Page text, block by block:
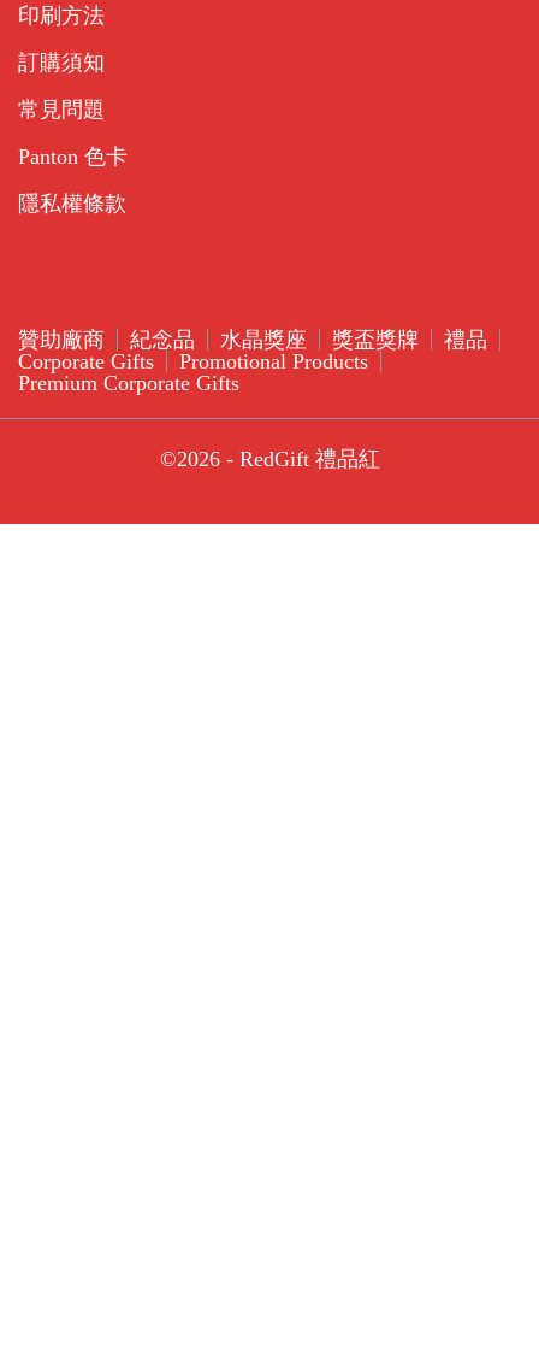
印刷方法
訂購須知
常見問題
Panton 色卡
隱私權條款
贊助廠商 紀念品 水晶獎座 獎盃獎牌
禮品
Corporate Gifts
Promotional Products
Premium Corporate Gifts
©2026 - RedGift 禮品紅